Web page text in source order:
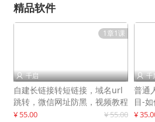
精品软件
1章1课
 千启
自建长链接转短链接，域名url
跳转，微信网址防黑，视频教程
手把手教你
¥ 55.00 ¥ 55.00
 千
普通
目-
课）
¥